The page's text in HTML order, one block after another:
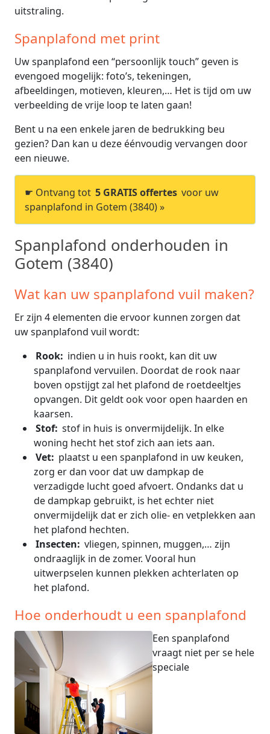
uitstraling.
Spanplafond met print
Uw spanplafond een “persoonlijk touch” geven is
evengoed mogelijk: foto’s, tekeningen,
afbeeldingen, motieven, kleuren,… Het is tijd om uw
verbeelding de vrije loop te laten gaan!
Bent u na een enkele jaren de bedrukking beu
gezien? Dan kan u deze éénvoudig vervangen door
een nieuwe.
☛ Ontvang tot 5 GRATIS offertes voor uw
spanplafond in Gotem (3840) »
Spanplafond onderhouden in
Gotem (3840)
Wat kan uw spanplafond vuil maken?
Er zijn 4 elementen die ervoor kunnen zorgen dat
uw spanplafond vuil wordt:
Rook: indien u in huis rookt, kan dit uw
spanplafond vervuilen. Doordat de rook naar
boven opstijgt zal het plafond de roetdeeltjes
opvangen. Dit geldt ook voor open haarden en
kaarsen.
Stof: stof in huis is onvermijdelijk. In elke
woning hecht het stof zich aan iets aan.
Vet: plaatst u een spanplafond in uw keuken,
zorg er dan voor dat uw dampkap de
verzadigde lucht goed afvoert. Ondanks dat u
de dampkap gebruikt, is het echter niet
onvermijdelijk dat er zich olie- en vetplekken aan
het plafond hechten.
Insecten: vliegen, spinnen, muggen,… zijn
ondraaglijk in de zomer. Vooral hun
uitwerpselen kunnen plekken achterlaten op
het plafond.
Hoe onderhoudt u een spanplafond
Een spanplafond
vraagt niet per se hele
speciale